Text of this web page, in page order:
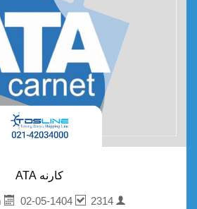
کارنه ATA
yashar jam
02-05-1404 2314